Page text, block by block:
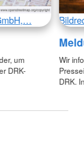
um
DRK-
Wir
DRK.